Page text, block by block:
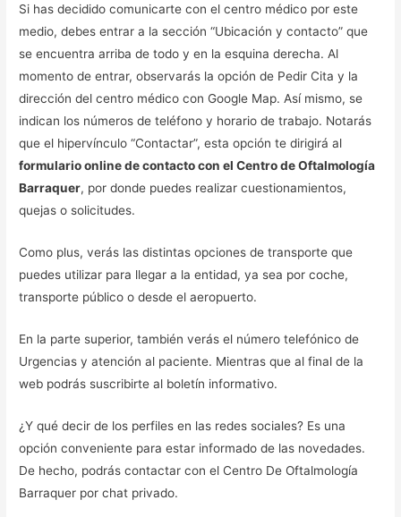
Si has decidido comunicarte con el centro médico por este
medio, debes entrar a la sección “Ubicación y contacto” que
se encuentra arriba de todo y en la esquina derecha. Al
momento de entrar, observarás la opción de Pedir Cita y la
dirección del centro médico con Google Map. Así mismo, se
indican los números de teléfono y horario de trabajo. Notarás
que el hipervínculo “Contactar”, esta opción te dirigirá al
formulario online de contacto con el Centro de Oftalmología
Barraquer, por donde puedes realizar cuestionamientos,
quejas o solicitudes.
Como plus, verás las distintas opciones de transporte que
puedes utilizar para llegar a la entidad, ya sea por coche,
transporte público o desde el aeropuerto.
En la parte superior, también verás el número telefónico de
Urgencias y atención al paciente. Mientras que al final de la
web podrás suscribirte al boletín informativo.
¿Y qué decir de los perfiles en las redes sociales? Es una
opción conveniente para estar informado de las novedades.
De hecho, podrás contactar con el Centro De Oftalmología
Barraquer por chat privado.